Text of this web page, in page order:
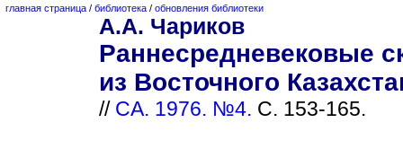
главная страница / библиотека / обновления библиотеки
А.А. Чариков
Раннесредневековые
из Восточного
// СА. 1976. №4. С. 153-165.